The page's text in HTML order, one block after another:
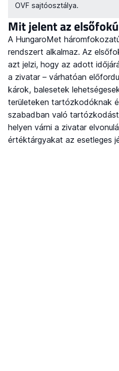
OVF sajtóosztálya.
Mit jelent az
A HungaroMet
rendszert alkalmaz. Az
azt jelzi, hogy az adott
a zivatar – várhatóan
károk, balesetek
területeken tartózkodóknak
szabadban való
helyen várni a zivatar
értéktárgyakat az esetleges